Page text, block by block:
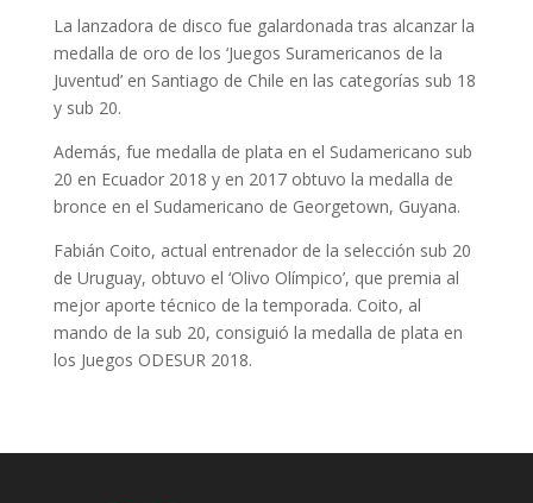
La lanzadora de disco fue galardonada tras alcanzar la
medalla de oro de los ‘Juegos Suramericanos de la
Juventud’ en Santiago de Chile en las categorías sub 18
y sub 20.
Además, fue medalla de plata en el Sudamericano sub
20 en Ecuador 2018 y en 2017 obtuvo la medalla de
bronce en el Sudamericano de Georgetown, Guyana.
Fabián Coito, actual entrenador de la selección sub 20
de Uruguay, obtuvo el ‘Olivo Olímpico’, que premia al
mejor aporte técnico de la temporada. Coito, al
mando de la sub 20, consiguió la medalla de plata en
los Juegos ODESUR 2018.